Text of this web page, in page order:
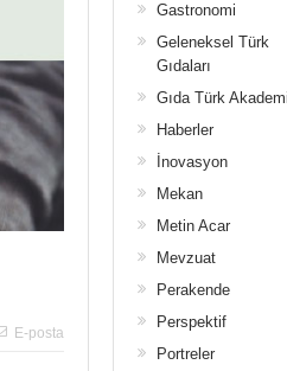
E-posta
Gastronomi
Geleneksel Türk
Gıdaları
Gıda Türk Akademi
Haberler
İnovasyon
Mekan
Metin Acar
Mevzuat
Perakende
Perspektif
Portreler